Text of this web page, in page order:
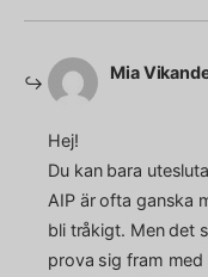
Mia
Hej!
Du kan bara
AIP är ofta ganska
bli tråkigt. Men det
prova sig fram